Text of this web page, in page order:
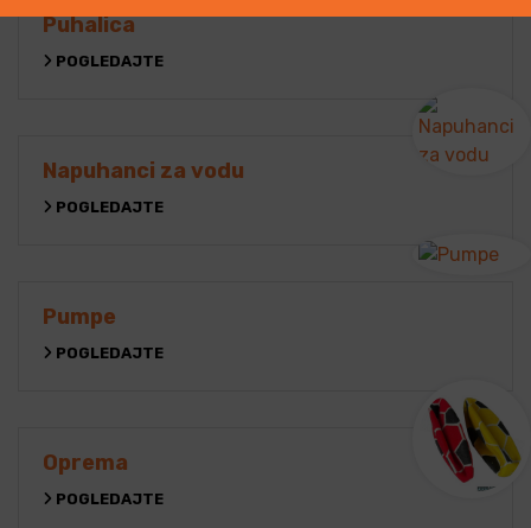
Puhalica
POGLEDAJTE
Napuhanci za vodu
POGLEDAJTE
Pumpe
POGLEDAJTE
Oprema
POGLEDAJTE